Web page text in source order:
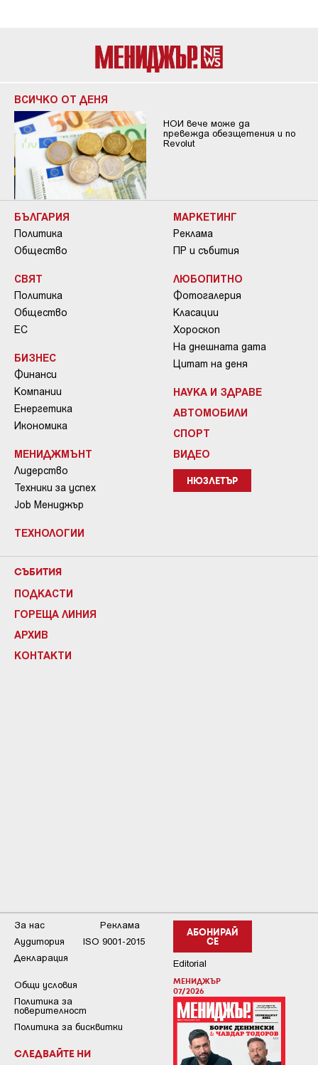
ВСИЧКО ОТ ДЕНЯ
НОИ вече може да
превежда обезщетения и по
Revolut
БЪЛГАРИЯ
Политика
Общество
СВЯТ
Политика
Общество
ЕС
БИЗНЕС
Финанси
Компании
Енергетика
Икономика
МЕНИДЖМЪНТ
Лидерство
Техники за успех
Job Мениджър
ТЕХНОЛОГИИ
МАРКЕТИНГ
Реклама
ПР и събития
ЛЮБОПИТНО
Фотогалерия
Класации
Хороскоп
На днешната дата
Цитат на деня
НАУКА И ЗДРАВЕ
АВТОМОБИЛИ
СПОРТ
ВИДЕО
НЮЗЛЕТЪР
СЪБИТИЯ
ПОДКАСТИ
ГОРЕЩА ЛИНИЯ
АРХИВ
КОНТАКТИ
АБОНИРАЙ
СЕ
Editorial
МЕНИДЖЪР
07/2026
За нас
Реклама
Аудитория
ISO 9001-2015
Декларация
Общи условия
Пoлитикa зa
пoвepитeлнocт
Политика за бисквитки
СЛЕДВАЙТЕ НИ